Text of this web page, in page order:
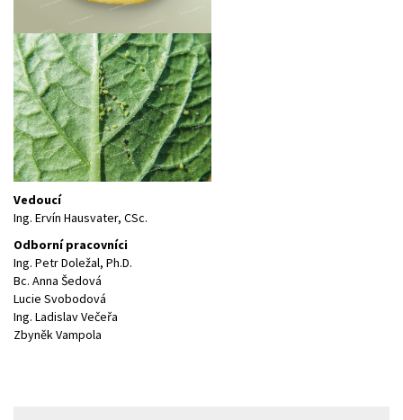
Vedoucí
Ing. Ervín Hausvater, CSc.
Odborní pracovníci
Ing. Petr Doležal, Ph.D.
Bc. Anna Šedová
Lucie Svobodová
Ing. Ladislav Večeřa
Zbyněk Vampola